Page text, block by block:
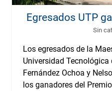
Egresados UTP
Sin
Los egresados de la
Universidad Tecnológica
Fernández Ochoa y
los ganadores del